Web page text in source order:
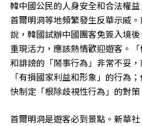
韓中國公民的人身安全和合法權益
首爾明洞等地頻繁發生反華示威
說，韓國試辦中國團客免簽入境
重現活力，應該熱情歡迎遊客。
和誹謗的「鬧事行為」非常不妥
「有損國家利益和形象」的行為
快制定「根除歧視性行為」的對策
首爾明洞是遊客必到景點。新華社